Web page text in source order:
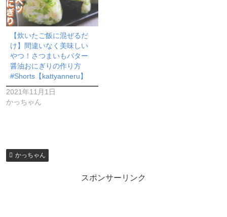
【炊いたご飯に混ぜるだ
け】間違いなく美味しい
やつ！さつまいもバター
醤油おにぎりの作り方
#Shorts【kattyanneru】
2021年11月1日
かっちゃん
かっちゃん
スポンサーリンク